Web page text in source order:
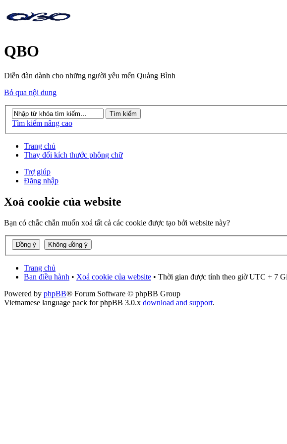
QBO
Diễn đàn dành cho những người yêu mến Quảng Bình
Bỏ qua nội dung
Tìm kiếm nâng cao
Trang chủ
Thay đổi kích thước phông chữ
Trợ giúp
Đăng nhập
Xoá cookie của website
Bạn có chắc chắn muốn xoá tất cả các cookie được tạo bởi website này?
Trang chủ
Ban điều hành • Xoá cookie của website • Thời gian được tính theo giờ UTC + 7
Powered by phpBB® Forum Software © phpBB Group
Vietnamese language pack for phpBB 3.0.x download and support.